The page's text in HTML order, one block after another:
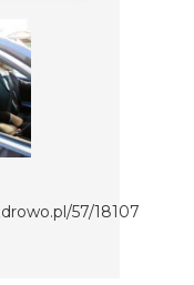
57/18107